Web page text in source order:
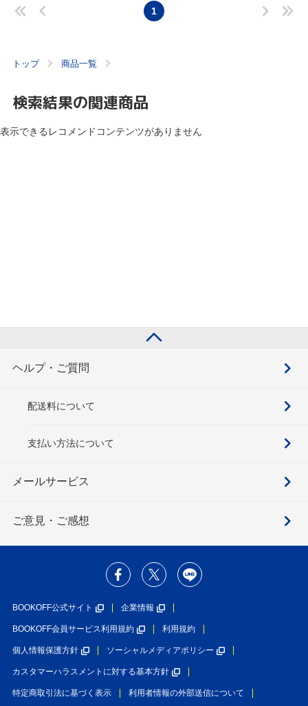
1
トップ 商品一覧
検索結果の関連商品
表示できるレコメンドコンテンツがありません
ヘルプ・ご質問
配送料について
支払い方法について
メールサービス
ご意見・ご感想
BOOKOFF公式サイト 企業情報
BOOKOFF会員サービス利用規約 利用規約
個人情報保護方針 ソーシャルメディアポリシー
カスタマーハラスメントに対する基本方針
特定商取引法に基づく表示 利用者情報の外部送信について